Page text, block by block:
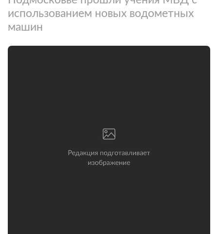
использованием новых водометных
машин